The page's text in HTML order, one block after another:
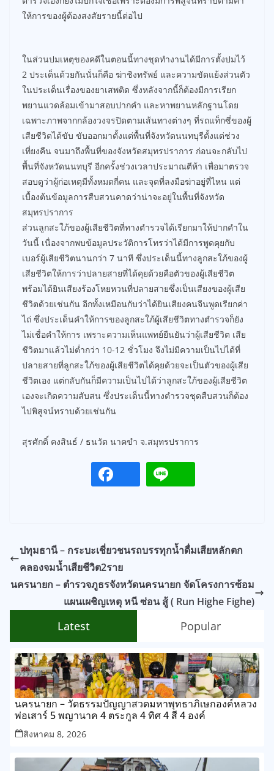
ให้การของผู้ต้องสงสัยรายนี้ต่อไป
ในส่วนปมเหตุของคดีในตอนนี้ทางชุดทำงานได้มีการตั้งปมไว้
2 ประเด็นด้วยกันนั่นก็คือ ฆ่าชิงทรัพย์ และความขัดแย้งส่วนตัว
ในประเด็นเรื่องของยาเสพติด ซึ่งหลังจากนี้ก็ต้องมีการเรียก
พยานแวดล้อมเข้ามาสอบปากคำ และหาพยานหลักฐานโดย
เฉพาะภาพจากกล้องวงจรปิดตามเส้นทางต่างๆ ที่รถแท็กซี่ของผู้
เสียชีวิตได้ขับ ขับออกมาตั้งแต่พื้นที่จังหวัดนนทบุรีตั้งแต่ช่วง
เที่ยงคืน จนมาถึงพื้นที่ของจังหวัดสมุทรปราการ ก่อนจะกลับไป
พื้นที่จังหวัดนนทบุรี อีกครั้งช่วงเวลาประมาณตีห้า เพื่อมาตรวจ
สอบดูว่าผู้ก่อเหตุมีทั้งหมดกี่คน และจุดที่ลงมือฆ่าอยู่ที่ไหน แต่
เบื้องต้นข้อมูลการสืบสวนคาดว่าน่าจะอยู่ในพื้นที่จังหวัด
สมุทรปราการ
ส่วนลูกสะใภ้ของผู้เสียชีวิตที่ทางตำรวจได้เรียกมาให้ปากคำใน
วันนี้ เนื่องจากพบข้อมูลประวัติการโทรว่าได้มีการพูดคุยกับ
เบอร์ผู้เสียชีวิตนานกว่า 7 นาที ซึ่งประเด็นนี้ทางลูกสะใภ้ของผู้
เสียชีวิตให้การว่าปลายสายที่ได้คุยด้วยคือตัวของผู้เสียชีวิต
พร้อมได้ยินเสียงร้องโหยหวนที่ปลายสายซึ่งเป็นเสียงของผู้เสีย
ชีวิตด้วยเช่นกัน อีกทั้งเหมือนกับว่าได้ยินเสียงคนจีนพูดเรียกค่า
ไถ่ ซึ่งประเด็นคำให้การของลูกสะใภ้ผู้เสียชีวิตทางตำรวจก็ยัง
ไม่เชื่อคำให้การ เพราะความเห็นแพทย์ยืนยันว่าผู้เสียชีวิต เสีย
ชีวิตมาแล้วไม่ต่ำกว่า 10-12 ชั่วโมง จึงไม่มีความเป็นไปได้ที่
ปลายสายที่ลูกสะใภ้ของผู้เสียชีวิตได้คุยด้วยจะเป็นตัวของผู้เสีย
ชีวิตเอง แต่กลับกันก็มีความเป็นไปได้ว่าลูกสะใภ้ของผู้เสียชีวิต
เองจะเกิดความสับสน ซึ่งประเด็นนี้ทางตำรวจชุดสืบสวนก็ต้อง
ไปพิสูจน์ทราบด้วยเช่นกัน
สุรศักดิ์ คงสินธ์ / ธนวัต นาคขำ จ.สมุทรปราการ
ปทุมธานี – กระบะเชี่ยวชนรถบรรทุกน้ำดื่มเสียหลักตก
คลองจมน้ำเสียชีวิต2ราย
นครนายก – ตำรวจภูธรจังหวัดนครนายก จัดโครงการซ้อม
แผนเผชิญเหตุ หนี ซ่อน สู้ ( Run Highe Fighe)
Latest Popular
นครนายก – วัดธรรมปัญญาสวดมหาพุทธาภิเษกองค์หลวง
พ่อเสาร์ 5 พญานาค 4 ตระกูล 4 ทิศ 4 สี 4 องค์
สิงหาคม 8, 2026